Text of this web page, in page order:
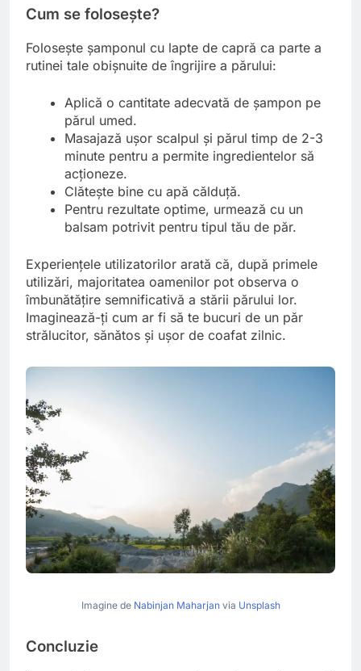
Cum se folosește?
Folosește șamponul cu lapte de capră ca parte a
rutinei tale obișnuite de îngrijire a părului:
Aplică o cantitate adecvată de șampon pe
părul umed.
Masajază ușor scalpul și părul timp de 2-3
minute pentru a permite ingredientelor să
acționeze.
Clătește bine cu apă călduță.
Pentru rezultate optime, urmează cu un
balsam potrivit pentru tipul tău de păr.
Experiențele utilizatorilor arată că, după primele
utilizări, majoritatea oamenilor pot observa o
îmbunătățire semnificativă a stării părului lor.
Imaginează-ți cum ar fi să te bucuri de un păr
strălucitor, sănătos și ușor de coafat zilnic.
Imagine de Nabinjan Maharjanvia Unsplash
Concluzie